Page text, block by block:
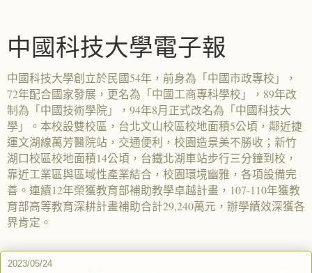
中國科技大學電子報
中國科技大學創立於民國54年，前身為「中國市政專校」，
72年配合國家發展，更名為「中國工商專科學校」，89年改
制為「中國技術學院」，94年8月正式改名為「中國科技大
學」。本校設雙校區，台北文山校區校地面積5公頃，鄰近捷
運文湖線萬芳醫院站，交通便利，校園造景美不勝收；新竹
湖口校區校地面積14公頃，台鐵北湖車站步行三分鐘到校，
靠近工業區與區域性產業結合，校園環境幽雅，各項設備完
善。連續12年榮獲教育部補助教學卓越計畫，107-110年獲教
育部高等教育深耕計畫補助合計29,240萬元，辦學績效深獲各
界肯定。
2023/05/24